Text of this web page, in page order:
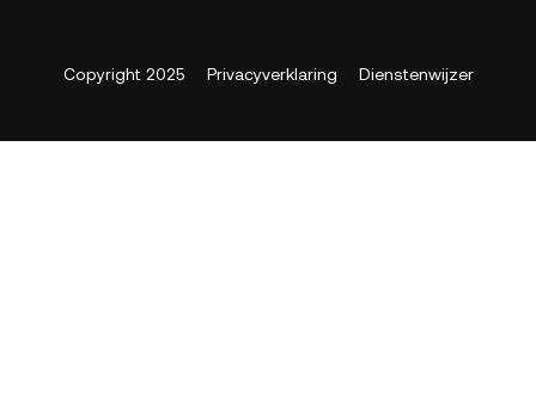
Copyright 2025 Privacyverklaring Dienstenwijzer